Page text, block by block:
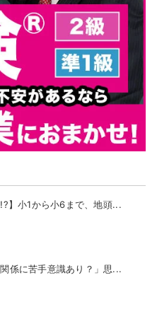
!?】小1から小6まで、地頭...
係に苦手意識あり？」思...